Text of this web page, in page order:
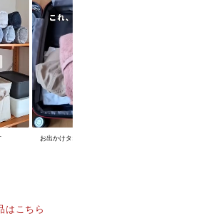
お出かけタオルライフハック
はこちら